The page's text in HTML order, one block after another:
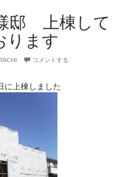
邸 上棟して
ります
コメントする
上棟しました